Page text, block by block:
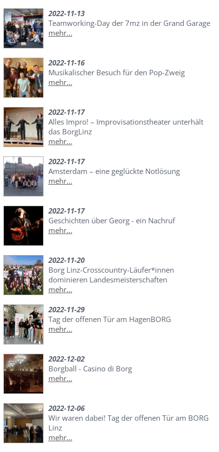
2022-11-13
Teamworking-Day der 7mz in der Grand Garage
mehr...
2022-11-16
Musikalischer Besuch für den Pop-Zweig
mehr...
2022-11-17
Alles Impro! – Improvisationstheater unterhält
das BorgLinz
mehr...
2022-11-17
Amsterdam – eine geglückte Notlösung
mehr...
2022-11-17
Geschichten über Georg - ein Nachruf
mehr...
2022-11-20
Borg Linz-Crosscountry-Läufer*innen
dominieren Landesmeisterschaften
mehr...
2022-11-29
Tag der offenen Tür am HagenBORG
mehr...
2022-12-02
Borgball - Casino di Borg
mehr...
2022-12-06
Wir waren dabei! Tag der offenen Tür am BORG
Linz
mehr...